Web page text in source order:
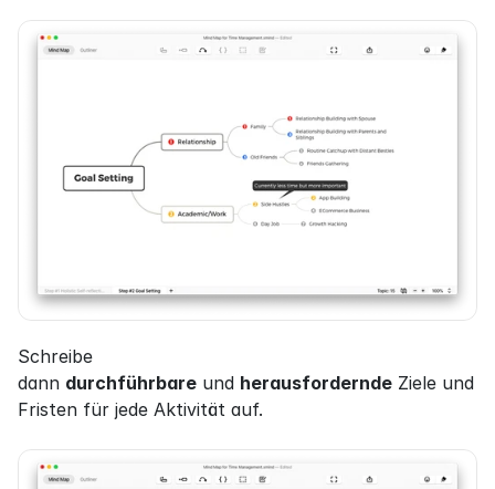
Schreibe
dann durchführbare und herausfordernde Ziele und
Fristen für jede Aktivität auf.